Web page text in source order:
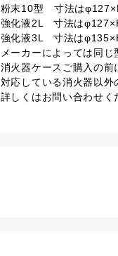
粉末10型 寸法は
強化液2L 寸法は
強化液3L 寸法は
メーカーによっては同
消火器ケースご購入の前
対応している消火器以外
詳しくはお問い合わせく